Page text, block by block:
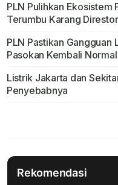
PLN Pulihkan Ekosistem
Terumbu Karang
PLN Pastikan
Pasokan Kembali Normal
Listrik Jakarta dan
Penyebabnya
Rekomendasi